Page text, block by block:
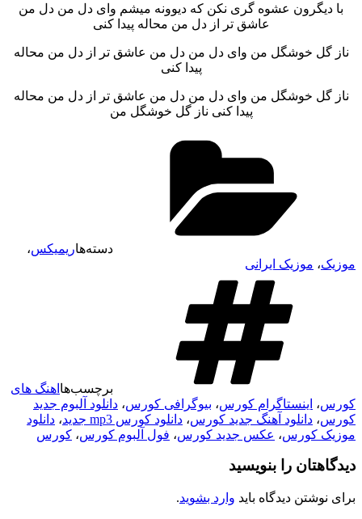
با دیگرون عشوه گری نکن که دیوونه میشم وای دل من دل من
عاشق تر از دل من محاله پیدا کنی
ناز گل خوشگل من وای دل من دل من عاشق تر از دل من محاله
پیدا کنی
ناز گل خوشگل من وای دل من دل من عاشق تر از دل من محاله
پیدا کنی ناز گل خوشگل من
دسته‌هاریمیکس،
موزیک، موزیک ایرانی
برچسب‌ها اهنگ های
کورس، اینستاگرام کورس، بیوگرافی کورس، دانلود آلبوم جدید
کورس، دانلود آهنگ جدید کورس، دانلود کورس mp3 جدید ، دانلود
موزیک کورس، عکس جدید کورس، فول آلبوم کورس، کورس
دیدگاهتان را بنویسید
برای نوشتن دیدگاه باید وارد بشوید.